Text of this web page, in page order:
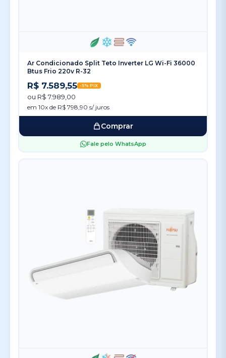
Ar Condicionado Split Teto Inverter LG Wi-Fi 36000
Btus Frio 220v R-32
R$ 7.589,55 -5% PIX
ou R$ 7.989,00
em 10x de R$ 798,90 s/ juros
Comprar
Fale pelo WhatsApp